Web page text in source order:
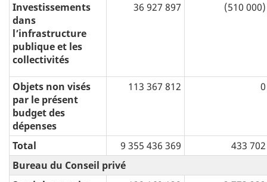
Investissements
dans
l’infrastructure
publique et les
collectivités
36 927 897 (510 000)
Objets non visés
par le présent
budget des
dépenses
113 367 812 0
Total 9 355 436 369
433 702
Bureau du Conseil privé